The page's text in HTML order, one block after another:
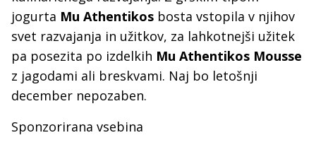
jogurta Mu Athentikos bosta vstopila v njihov
svet razvajanja in užitkov, za lahkotnejši užitek
pa posezita po izdelkih Mu Athentikos Mousse
z jagodami ali breskvami. Naj bo letošnji
december nepozaben.
Sponzorirana vsebina